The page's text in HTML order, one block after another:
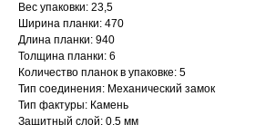
Вес упаковки: 23,5
Ширина планки: 470
Длина планки: 940
Толщина планки: 6
Количество планок в упаковке: 5
Тип соединения: Механический замок
Тип фактуры: Камень
Защитный слой: 0,5 мм